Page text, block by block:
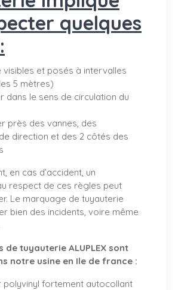
quelques
visibles et posés à intervalles
5 mètres)
dans le sens de circulation du
près des vannes, des
direction et des 2 côtés des
en cas d’accident, un
respect de ces règles peut
Le marquage de tuyauterie
bien des incidents, voire même
de tuyauterie ALUPLEX sont
notre usine en Ile de france :
polyvinyl fortement autocollant